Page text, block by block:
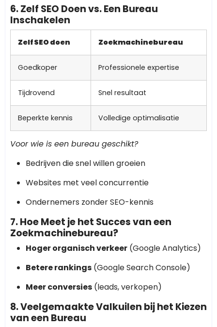
6. Zelf SEO Doen vs. Een Bureau
Inschakelen
Zelf SEO doen Zoekmachinebureau
Goedkoper Professionele expertise
Tijdrovend Snel resultaat
Beperkte kennis Volledige optimalisatie
Voor wie is een bureau geschikt?
Bedrijven die snel willen groeien
Websites met veel concurrentie
Ondernemers zonder SEO-kennis
7. Hoe Meet je het Succes van een
Zoekmachinebureau?
Hoger organisch verkeer (Google Analytics)
Betere rankings (Google Search Console)
Meer conversies (leads, verkopen)
8. Veelgemaakte Valkuilen bij het Kiezen
van een Bureau